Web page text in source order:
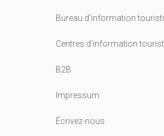
Bureau d'information
Centres d'information
B2B
Impressum
Écrivez-nous